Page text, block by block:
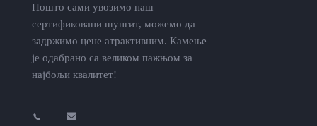
Пошто сами увозимо наш
сертификовани шунгит, можемо да
задржимо цене атрактивним. Камење
је одабрано са великом пажњом за
најбољи квалитет!